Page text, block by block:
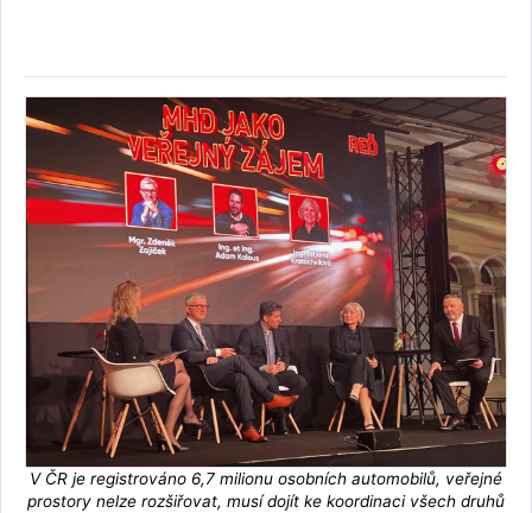
V ČR je registrováno 6,7 milionu osobních automobilů, veřejné
prostory nelze rozšiřovat, musí dojít ke koordinaci všech druhů